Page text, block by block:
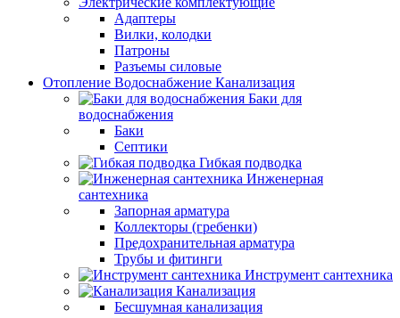
Адаптеры
Вилки, колодки
Патроны
Разъемы силовые
Отопление Водоснабжение Канализация
Баки для
водоснабжения
Баки
Септики
Гибкая подводка
Инженерная
сантехника
Запорная арматура
Коллекторы (гребенки)
Предохранительная арматура
Трубы и фитинги
Инструмент сантехника
Канализация
Бесшумная канализация